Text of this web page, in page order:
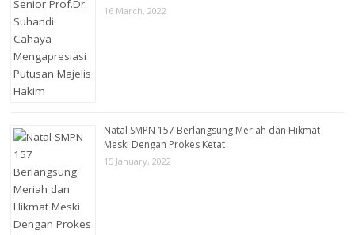
16 March, 2022
Natal SMPN 157 Berlangsung Meriah dan Hikmat
Meski Dengan Prokes Ketat
15 January, 2022